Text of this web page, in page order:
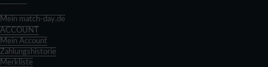
Mein match-day.de
ACCOUNT
Mein Account
Zahlungshistorie
Merkliste